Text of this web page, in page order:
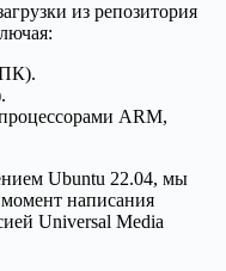
из репозитория
ПК).
ARM,
Ubuntu 22.04, мы
написания
Universal Media